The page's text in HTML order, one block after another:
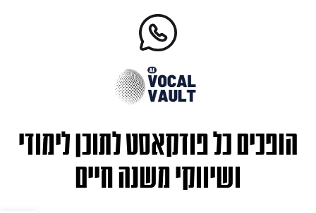
הופכים כל פודקאסט לתוכן לימודי
ושיווקי משנה חיים